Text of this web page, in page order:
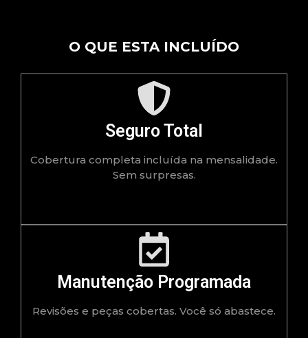
O QUE ESTA INCLUÍDO
Seguro Total
Cobertura completa incluída na mensalidade.
Sem surpresas.
Manutenção Programada
Revisões e peças cobertas. Você só abastece.